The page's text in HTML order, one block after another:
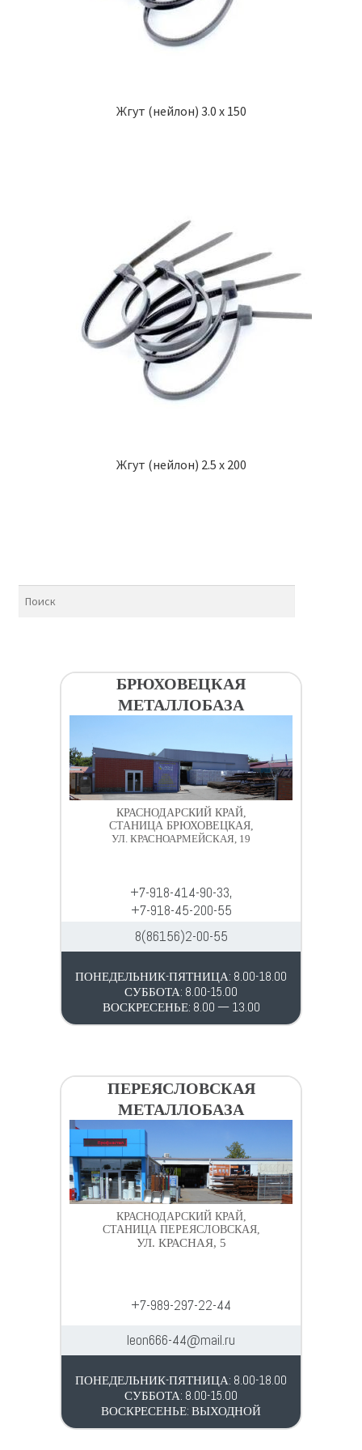
Жгут (нейлон) 3.0 х 150
Жгут (нейлон) 2.5 х 200
БРЮХОВЕЦКАЯ
МЕТАЛЛОБАЗА
КРАСНОДАРСКИЙ КРАЙ,
СТАНИЦА БРЮХОВЕЦКАЯ,
УЛ. КРАСНОАРМЕЙСКАЯ, 19
+7-918-414-90-33,
+7-918-45-200-55
8(86156)2-00-55
ПОНЕДЕЛЬНИК-ПЯТНИЦА: 8.00-18.00
СУББОТА: 8.00-15.00
ВОСКРЕСЕНЬЕ: 8.00 — 13.00
ПЕРЕЯСЛОВСКАЯ
МЕТАЛЛОБАЗА
КРАСНОДАРСКИЙ КРАЙ,
СТАНИЦА ПЕРЕЯСЛОВСКАЯ,
УЛ. КРАСНАЯ, 5
+7-989-297-22-44
leon666-44@mail.ru
ПОНЕДЕЛЬНИК-ПЯТНИЦА: 8.00-18.00
СУББОТА: 8.00-15.00
ВОСКРЕСЕНЬЕ: ВЫХОДНОЙ